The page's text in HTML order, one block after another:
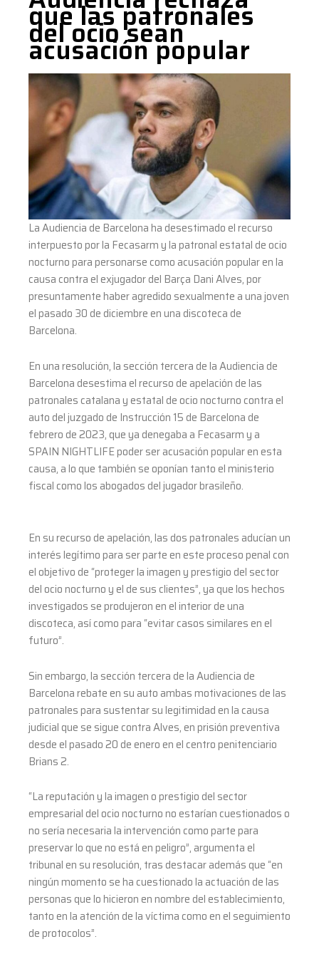
que las patronales
del ocio sean
acusación popular
La Audiencia de Barcelona ha desestimado el recurso
interpuesto por la Fecasarm y la patronal estatal de ocio
nocturno para personarse como acusación popular en la
causa contra el exjugador del Barça Dani Alves, por
presuntamente haber agredido sexualmente a una joven
el pasado 30 de diciembre en una discoteca de
Barcelona.
En una resolución, la sección tercera de la Audiencia de
Barcelona desestima el recurso de apelación de las
patronales catalana y estatal de ocio nocturno contra el
auto del juzgado de Instrucción 15 de Barcelona de
febrero de 2023, que ya denegaba a Fecasarm y a
SPAIN NIGHTLIFE poder ser acusación popular en esta
causa, a lo que también se oponían tanto el ministerio
fiscal como los abogados del jugador brasileño.
En su recurso de apelación, las dos patronales aducían un
interés legítimo para ser parte en este proceso penal con
el objetivo de “proteger la imagen y prestigio del sector
del ocio nocturno y el de sus clientes”, ya que los hechos
investigados se produjeron en el interior de una
discoteca, así como para “evitar casos similares en el
futuro”.
Sin embargo, la sección tercera de la Audiencia de
Barcelona rebate en su auto ambas motivaciones de las
patronales para sustentar su legitimidad en la causa
judicial que se sigue contra Alves, en prisión preventiva
desde el pasado 20 de enero en el centro penitenciario
Brians 2.
“La reputación y la imagen o prestigio del sector
empresarial del ocio nocturno no estarían cuestionados o
no sería necesaria la intervención como parte para
preservar lo que no está en peligro”, argumenta el
tribunal en su resolución, tras destacar además que “en
ningún momento se ha cuestionado la actuación de las
personas que lo hicieron en nombre del establecimiento,
tanto en la atención de la víctima como en el seguimiento
de protocolos”.
popular